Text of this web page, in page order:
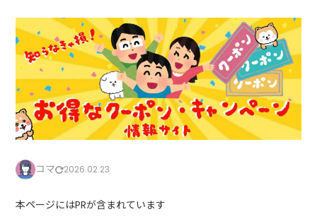
コマ 2026.02.23
本ページにはPRが含まれています